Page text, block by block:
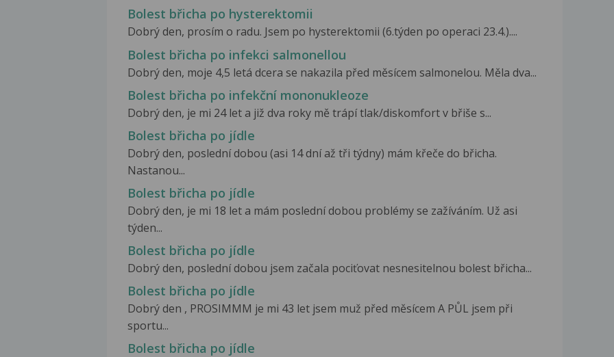
Bolest břicha po hysterektomii
Dobrý den, prosím o radu. Jsem po hysterektomii (6.týden po operaci 23.4.)....
Bolest břicha po infekci salmonellou
Dobrý den, moje 4,5 letá dcera se nakazila před měsícem salmonelou. Měla dva...
Bolest břicha po infekční mononukleoze
Dobrý den, je mi 24 let a již dva roky mě trápí tlak/diskomfort v břiše s...
Bolest břicha po jídle
Dobrý den, poslední dobou (asi 14 dní až tři týdny) mám křeče do břicha.
Nastanou...
Bolest břicha po jídle
Dobrý den, je mi 18 let a mám poslední dobou problémy se zažíváním. Už asi
týden...
Bolest břicha po jídle
Dobrý den, poslední dobou jsem začala pociťovat nesnesitelnou bolest břicha...
Bolest břicha po jídle
Dobrý den , PROSIMMM je mi 43 let jsem muž před měsícem A PŮL jsem při
sportu...
Bolest břicha po jídle